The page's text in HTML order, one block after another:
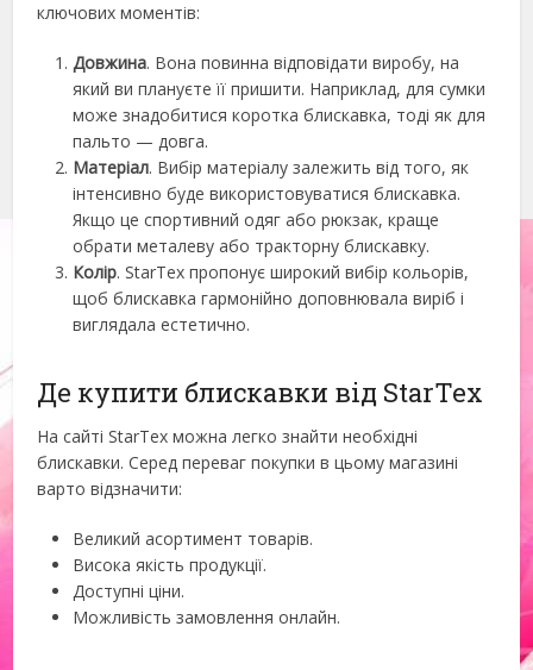
ключових моментів:
Довжина. Вона повинна відповідати виробу, на
який ви плануєте її пришити. Наприклад, для сумки
може знадобитися коротка блискавка, тоді як для
пальто — довга.
Матеріал. Вибір матеріалу залежить від того, як
інтенсивно буде використовуватися блискавка.
Якщо це спортивний одяг або рюкзак, краще
обрати металеву або тракторну блискавку.
Колір. StarTex пропонує широкий вибір кольорів,
щоб блискавка гармонійно доповнювала виріб і
виглядала естетично.
Де купити блискавки від StarTex
На сайті StarTex можна легко знайти необхідні
блискавки. Серед переваг покупки в цьому магазині
варто відзначити:
Великий асортимент товарів.
Висока якість продукції.
Доступні ціни.
Можливість замовлення онлайн.